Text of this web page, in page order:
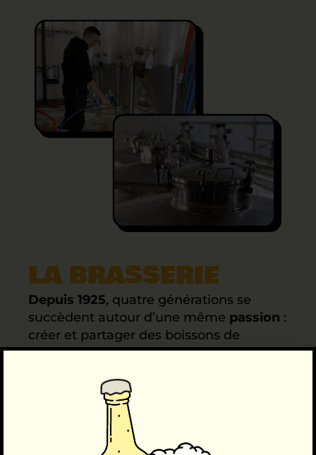
LA BRASSERIE
Depuis 1925, quatre générations se
succèdent autour d’une même passion :
créer et partager des boissons de
caractère. De l’entrepôt de bières de
l’histoire familiale s’écrit entre tradition
et innovation.
En 2020, Vincent et son père François
redonnent vie au site originel avec la